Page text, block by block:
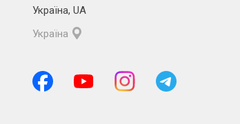
Україна, UA
Україна